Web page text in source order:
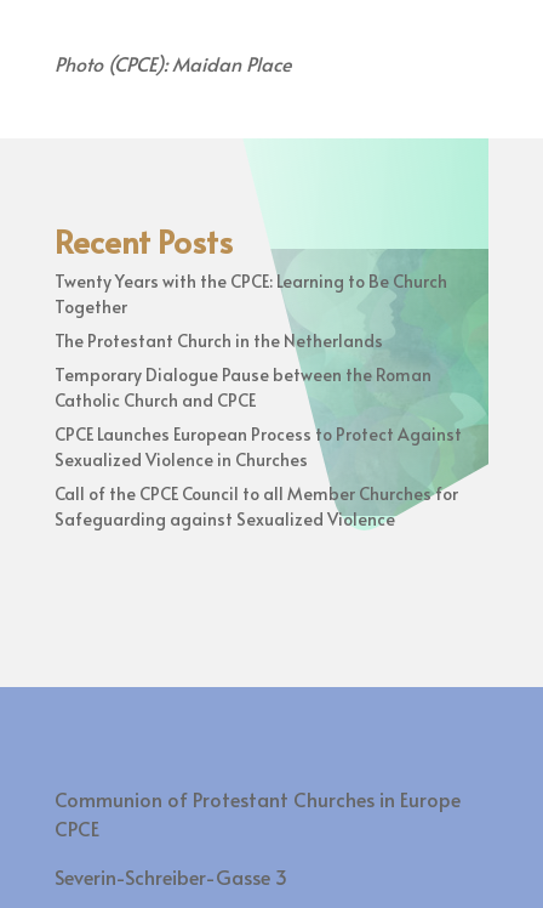
Photo (CPCE): Maidan Place
Recent Posts
Twenty Years with the CPCE: Learning to Be Church
Together
The Protestant Church in the Netherlands
Temporary Dialogue Pause between the Roman
Catholic Church and CPCE
CPCE Launches European Process to Protect Against
Sexualized Violence in Churches
Call of the CPCE Council to all Member Churches for
Safeguarding against Sexualized Violence
Communion of Protestant Churches in Europe
CPCE
Severin-Schreiber-Gasse 3